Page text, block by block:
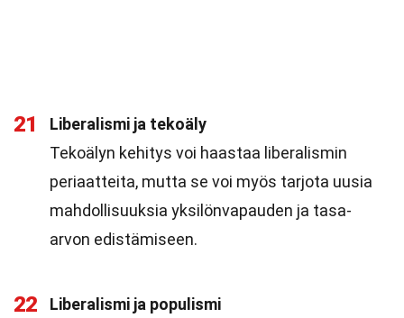
21
Liberalismi ja tekoäly
Tekoälyn kehitys voi haastaa liberalismin
periaatteita, mutta se voi myös tarjota uusia
mahdollisuuksia yksilönvapauden ja tasa-
arvon edistämiseen.
22
Liberalismi ja populismi